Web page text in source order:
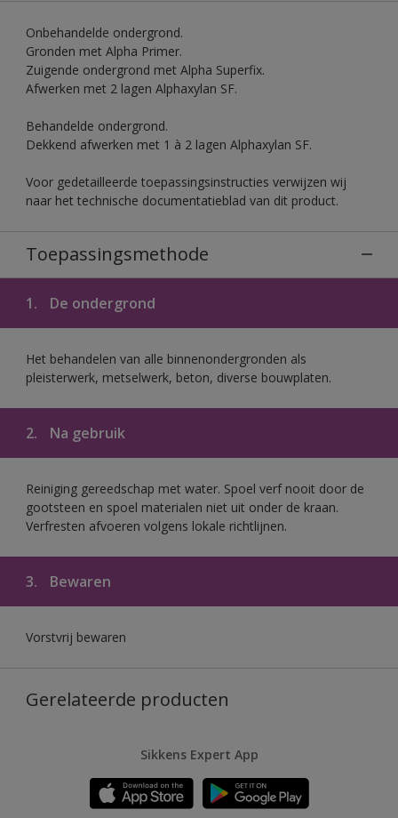
Onbehandelde ondergrond.
Gronden met Alpha Primer.
Zuigende ondergrond met Alpha Superfix.
Afwerken met 2 lagen Alphaxylan SF.
Behandelde ondergrond.
Dekkend afwerken met 1 à 2 lagen Alphaxylan SF.
Voor gedetailleerde toepassingsinstructies verwijzen wij
naar het technische documentatieblad van dit product.
Toepassingsmethode
1. De ondergrond
Het behandelen van alle binnenondergronden als
pleisterwerk, metselwerk, beton, diverse bouwplaten.
2. Na gebruik
Reiniging gereedschap met water. Spoel verf nooit door de
gootsteen en spoel materialen niet uit onder de kraan.
Verfresten afvoeren volgens lokale richtlijnen.
3. Bewaren
Vorstvrij bewaren
Gerelateerde producten
Sikkens Expert App